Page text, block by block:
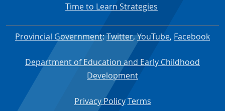
Time to Learn Strategies
Provincial Government:Twitter,YouTube, Facebook
Department of Education and Early Childhood
Development
Privacy Policy Terms